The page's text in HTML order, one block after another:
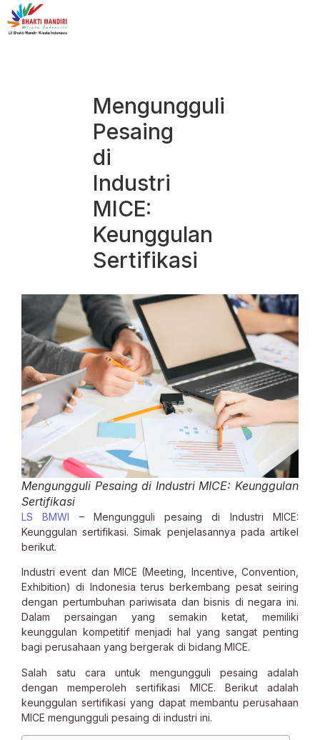
Mengungguli
Pesaing
di
Industri
MICE:
Keunggulan
Sertifikasi
Mengungguli Pesaing di Industri MICE: Keunggulan
Sertifikasi
LS BMWI – Mengungguli pesaing di Industri MICE:
Keunggulan sertifikasi. Simak penjelasannya pada artikel
berikut.
Industri event dan MICE (Meeting, Incentive, Convention,
Exhibition) di Indonesia terus berkembang pesat seiring
dengan pertumbuhan pariwisata dan bisnis di negara ini.
Dalam persaingan yang semakin ketat, memiliki
keunggulan kompetitif menjadi hal yang sangat penting
bagi perusahaan yang bergerak di bidang MICE.
Salah satu cara untuk mengungguli pesaing adalah
dengan memperoleh sertifikasi MICE. Berikut adalah
keunggulan sertifikasi yang dapat membantu perusahaan
MICE mengungguli pesaing di industri ini.